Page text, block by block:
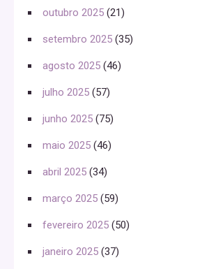
outubro 2025 (21)
setembro 2025 (35)
agosto 2025 (46)
julho 2025 (57)
junho 2025 (75)
maio 2025 (46)
abril 2025 (34)
março 2025 (59)
fevereiro 2025 (50)
janeiro 2025 (37)